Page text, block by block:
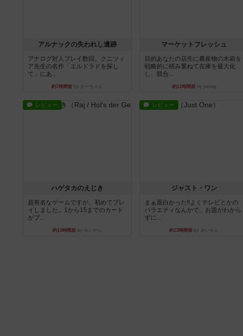
アルナックの失われし遺跡
アナログ対人プレイ数回。クニツィ
ア先生の名作「エルドラドを探し
て」にあ...
約7時間前 by おーちゃん
マーケットフレッシュ
目的あなたの店先に農産物の木箱を
戦略的に積み重ねて在庫を最大化
し、競合...
約11時間前by jurong
レビュー
ハゲタカのえじき
超有名なゲームですが、初めてプレ
イしました。1から15までのカード
がプ...
約13時間前 by みいやん
レビュー
ジャスト・ワン
まぁ面白かった‼️よくテレビとかの
バラエティなんかで、お題がわから
ずに...
約13時間前 by みいやん